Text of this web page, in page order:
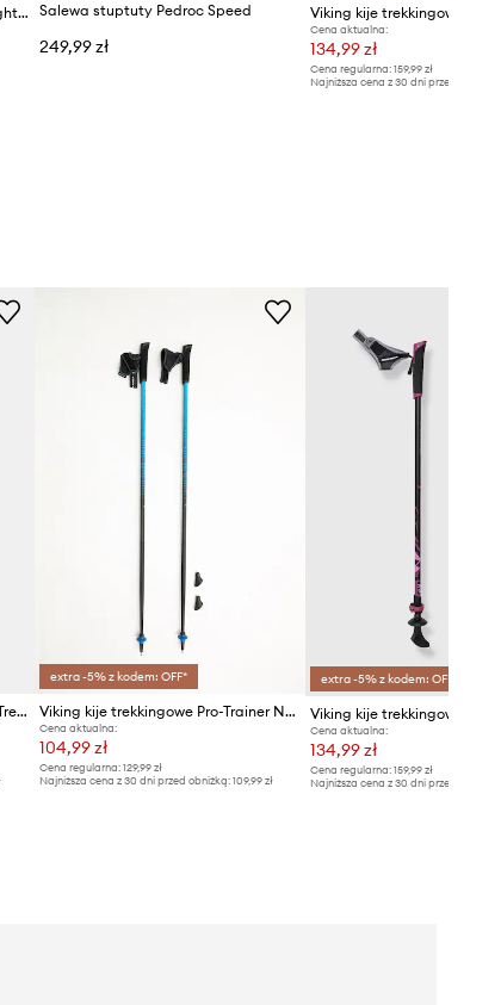
Salewa karabińczyk Hot G3 Straight Carabiner Salewa stuptuty Pedroc Speed
249,99 zł
Cena aktualna:
134,99 zł
Cena regularna: 159,99 zł
Najniższa cena z 30 dni przed obniżką:
Viking kije trekkingowe Lost Peak Trekking
extra -5% z kodem: OFF*
Viking kije trekkingowe Pro-Trainer Nordic Walking
Cena aktualna:
104,99 zł
Cena regularna:129,99 zł
Najniższa cena z 30 dni przed obniżką:109,99 zł
extra -5% z kodem: OFF*
Cena aktualna:
134,99 zł
Cena regularna: 159,99 zł
Najniższa cena z 30 dni przed obniżką: